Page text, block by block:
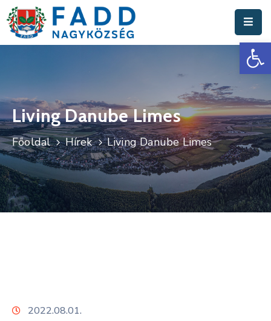
Polgármesteri
Hivatal
Fadd
Nagyközség
Turisztika
Választási
Living Danube Limes
Főoldal Hírek Living Danube Limes
2022.08.01.